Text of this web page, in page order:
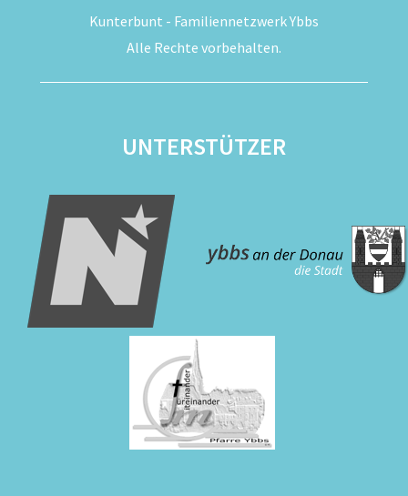
Kunterbunt - Familiennetzwerk Ybbs
Alle Rechte vorbehalten.
UNTERSTÜTZER